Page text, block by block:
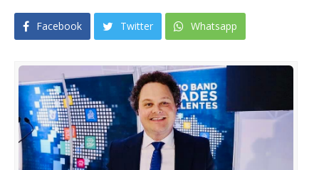
Facebook Twitter Whatsapp